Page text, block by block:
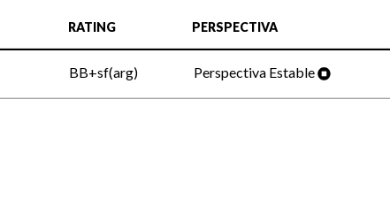
RATING PERSPECTIVA
BB+sf(arg) Perspectiva Estable